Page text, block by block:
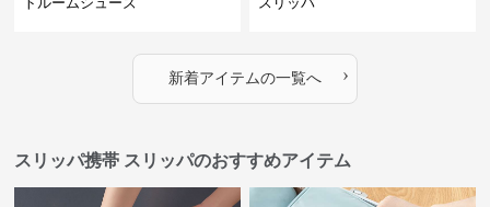
新着アイテムの一覧へ ›
スリッパ携帯 スリッパのおすすめアイテム